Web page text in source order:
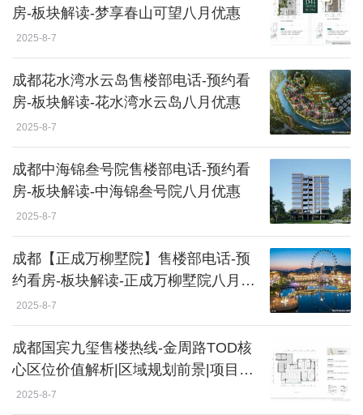
房-板块解读-梦享春山可望八月优惠
2025-8-7
成都花水湾水云岛售楼部电话-预约看
房-板块解读-花水湾水云岛八月优惠
2025-8-7
成都中海锦叁号院售楼部电话-预约看
房-板块解读-中海锦叁号院八月优惠
2025-8-7
成都【正成万柳墅院】售楼部电话-预
约看房-板块解读-正成万柳墅院八月优
惠
2025-8-7
成都国宾九玺售楼热线-金周路TOD核
心区位价值解析|区域规划前景|项目价
格体系深度解读
2025-8-7